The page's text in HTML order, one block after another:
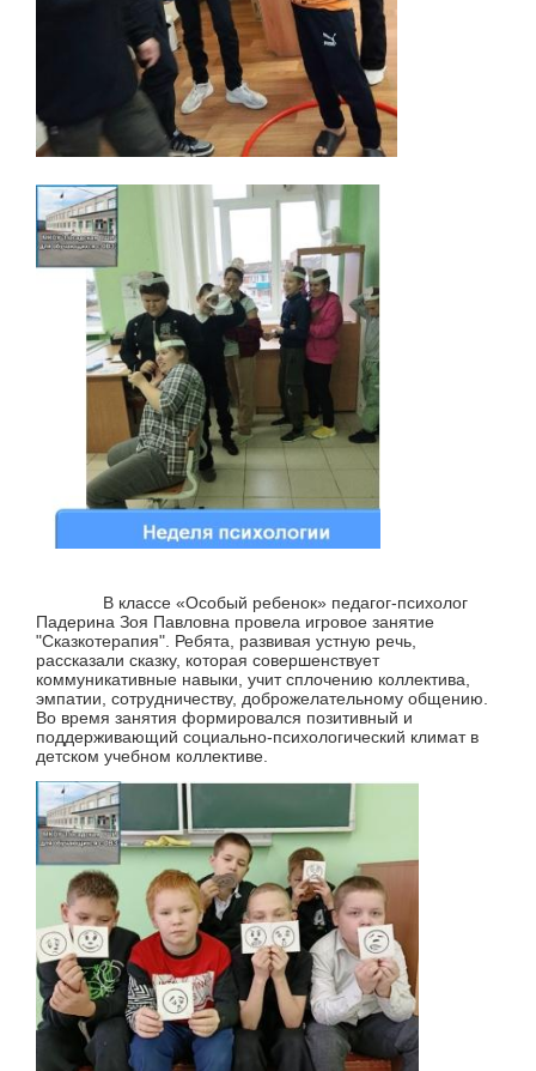
В классе «Особый ребенок» педагог-психолог
Падерина Зоя Павловна провела игровое занятие
"Сказкотерапия". Ребята, развивая устную речь,
рассказали сказку, которая совершенствует
коммуникативные навыки, учит сплочению коллектива,
эмпатии, сотрудничеству, доброжелательному общению.
Во время занятия формировался позитивный и
поддерживающий социально-психологический климат в
детском учебном коллективе.